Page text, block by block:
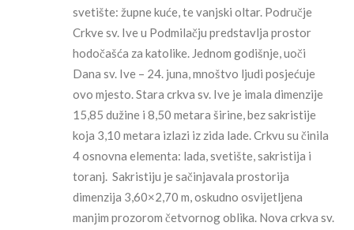
svetište: župne kuće, te vanjski oltar. Područje
Crkve sv. Ive u Podmilačju predstavlja prostor
hodočašća za katolike. Jednom godišnje, uoči
Dana sv. Ive – 24. juna, mnoštvo ljudi posjećuje
ovo mjesto. Stara crkva sv. Ive je imala dimenzije
15,85 dužine i 8,50 metara širine, bez sakristije
koja 3,10 metara izlazi iz zida lade. Crkvu su činila
4 osnovna elementa: lada, svetište, sakristija i
toranj. Sakristiju je sačinjavala prostorija
dimenzija 3,60×2,70 m, oskudno osvijetljena
manjim prozorom četvornog oblika. Nova crkva sv.